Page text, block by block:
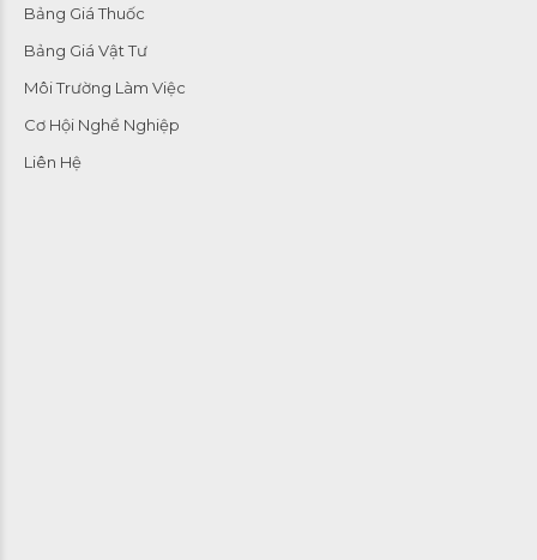
Bảng Giá Thuốc
Bảng Giá Vật Tư
Môi Trường Làm Việc
Cơ Hội Nghề Nghiệp
Liên Hệ